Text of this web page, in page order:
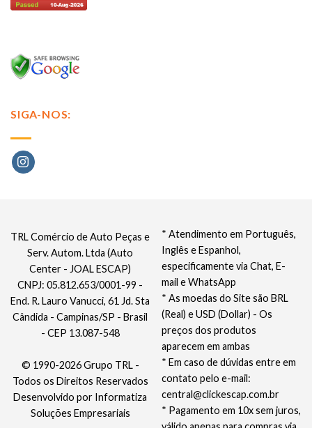
SIGA-NOS:
* Atendimento em Português,
Inglês e Espanhol,
especificamente via Chat, E-
mail e WhatsApp
* As moedas do Site são BRL
(Real) e USD (Dollar) - Os
preços dos produtos
aparecem em ambas
* Em caso de dúvidas entre em
contato pelo e-mail:
central@clickescap.com.br
* Pagamento em 10x sem juros,
TRL Comércio de Auto Peças e
Serv. Autom. Ltda (Auto
Center - JOAL ESCAP)
CNPJ: 05.812.653/0001-99 -
End. R. Lauro Vanucci, 61 Jd. Sta
Cândida - Campinas/SP - Brasil
- CEP 13.087-548
© 1990-2026 Grupo TRL -
Todos os Direitos Reservados
Desenvolvido por Informatiza
Soluções Empresariais